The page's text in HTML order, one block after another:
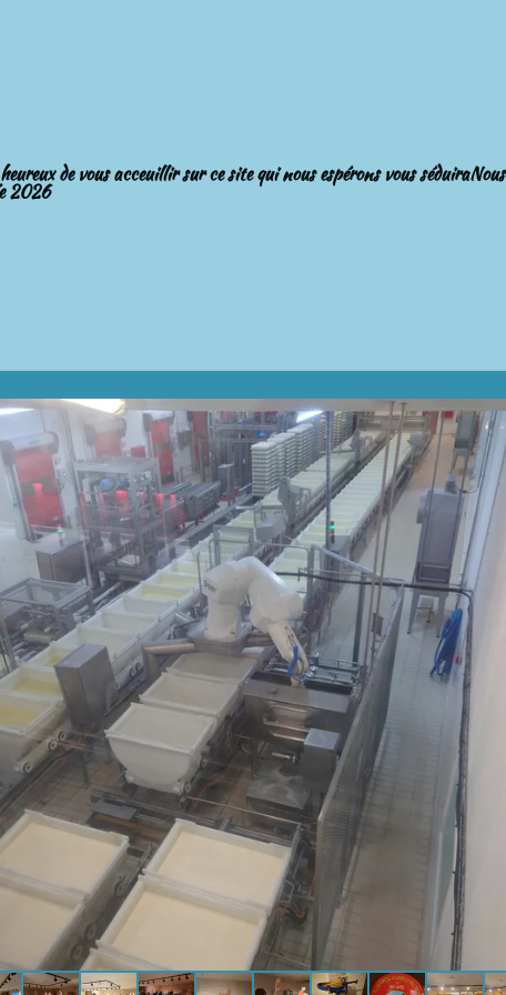
de vous acceuillir sur ce site qui nous espérons vous séduiraNous
2026